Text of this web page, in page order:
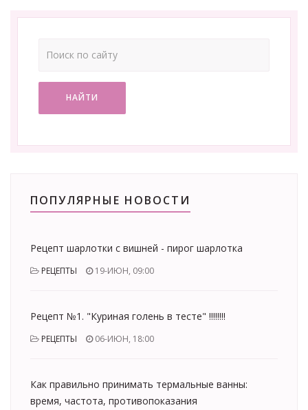
НАЙТИ
ПОПУЛЯРНЫЕ НОВОСТИ
Рецепт шарлотки с вишней - пирог шарлотка
РЕЦЕПТЫ 19-ИЮН, 09:00
Рецепт №1. "Куриная голень в тесте" !!!!!!!!
РЕЦЕПТЫ 06-ИЮН, 18:00
Как правильно принимать термальные ванны:
время, частота, противопоказания